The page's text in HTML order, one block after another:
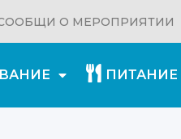
О МЕРОПРИЯТИИ
ПИТАНИЕ